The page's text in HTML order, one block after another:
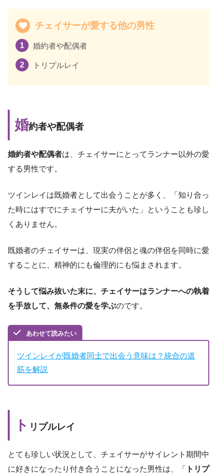
チェイサーが愛する他の男性
婚約者や配偶者
トリプルレイ
婚約者や配偶者
婚約者や配偶者は、チェイサーにとってランナー以外の愛
する男性です。
ツインレイは既婚者として出会うことが多く、「知り合っ
た時にはすでにチェイサーに夫がいた」ということも珍し
くありません。
既婚者のチェイサーは、現実の伴侶と魂の伴侶を同時に愛
することに、精神的にも倫理的にも悩まされます。
そうして悩み抜いた末に、チェイサーはランナーへの執着
を手放して、無条件の愛を学ぶのです。
あわせて読みたい
ツインレイが既婚者同士で出会う意味は？統合の道
筋を解説
ト リプルレイ
とても珍しい状況として、チェイサーがサイレント期間中
に好きになったり付き合うことになった男性は、「
トリプ